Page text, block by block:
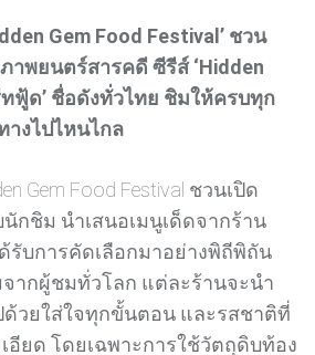
Gem Food Festival’ ชวน
าพยนตร์สารคดี ซีรีส์ ‘Hidden
ทฟู้ด’ ชื่อดังทั่วไทย ชิมให้ครบทุก
างไปไหนไกล
Gem Food Festival ชวนเปิด
กชิม นำเสนอเมนูเด็ดจากร้าน
รับการคัดเลือกมาอย่างพิถีพิถัน
ากผู้ชมทั่วโลก แต่ละร้านจะนำ
ด้วยใส่ใจทุกขั้นตอน และรสชาติที่
อียด โดยเฉพาะการใช้วัตถุดิบท้อง